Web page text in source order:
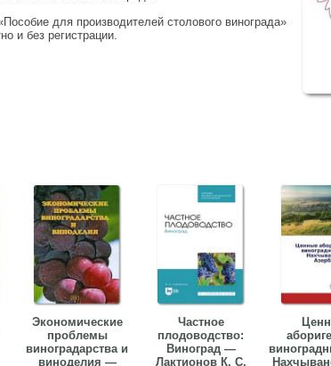
для производителей столового винограда»
и без регистрации.
Экономические
проблемы
виноградарства и
виноделия —
Частное
плодоводство:
Виноград —
Лактионов К. С.